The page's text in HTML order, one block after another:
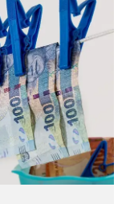
e di un timbro
la quale